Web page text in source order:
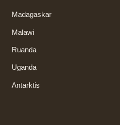
Madagaskar
Malawi
Ruanda
Uganda
Antarktis